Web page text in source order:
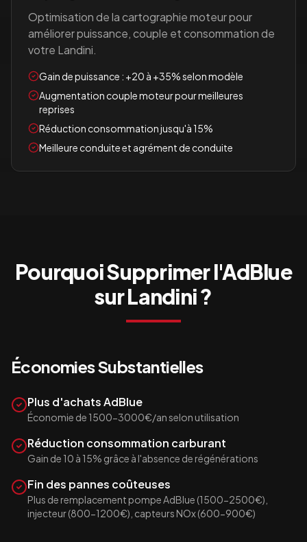
Optimisation de la cartographie moteur pour
améliorer puissance, couple et consommation de
votre Landini.
Gain de puissance : +20 à +35% selon modèle
Augmentation couple moteur pour meilleures
reprises
Réduction consommation jusqu'à 15%
Meilleure conduite et agrément de conduite
Pourquoi Supprimer l'AdBlue
surLandini?
Économies Substantielles
Plus d'achats AdBlue
Économie de 1500-3000€/an selon utilisation
Réduction consommation carburant
Gain de 10 à 15% grâce à l'absence de régénérations
Fin des pannes coûteuses
Plus de remplacement pompe AdBlue (1500-2500€),
injecteur (800-1200€), capteurs NOx (600-900€)